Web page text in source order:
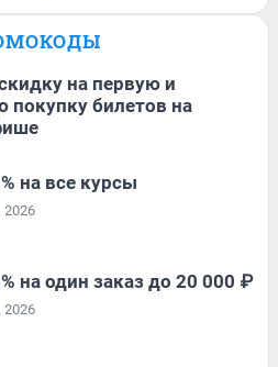
на первую и
покупку билетов на
на все курсы
2026
на один заказ до 20 000 ₽
2026